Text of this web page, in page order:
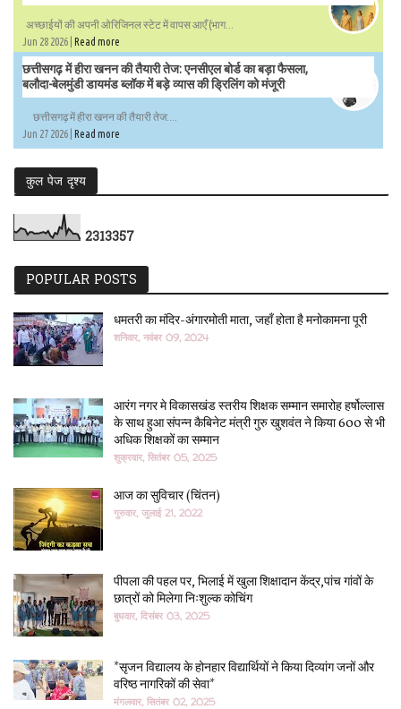
अच्छाईयों की अपनी ओरिजिनल स्टेट में वापस आएँ (भाग...
Jun 28 2026 | Read more
छत्तीसगढ़ में हीरा खनन की तैयारी तेज: एनसीएल बोर्ड का बड़ा फैसला,
बलौदा-बेलमुंडी डायमंड ब्लॉक में बड़े व्यास की ड्रिलिंग को मंजूरी
छत्तीसगढ़ में हीरा खनन की तैयारी तेज:...
Jun 27 2026 | Read more
कुल पेज दृश्य
2313357
POPULAR POSTS
धमतरी का मंदिर-अंगारमोती माता, जहाँ होता है मनोकामना पूरी
शनिवार, नवंबर 09, 2024
आरंग नगर मे विकासखंड स्तरीय शिक्षक सम्मान समारोह हर्षोल्लास
के साथ हुआ संपन्न कैबिनेट मंत्री गुरु खुशवंत ने किया 600 से भी
अधिक शिक्षकों का सम्मान
शुक्रवार, सितंबर 05, 2025
आज का सुविचार (चिंतन)
गुरुवार, जुलाई 21, 2022
पीपला की पहल पर, भिलाई में खुला शिक्षादान केंद्र,पांच गांवों के
छात्रों को मिलेगा निःशुल्क कोचिंग
बुधवार, दिसंबर 03, 2025
*सृजन विद्यालय के होनहार विद्यार्थियों ने किया दिव्यांग जनों और
वरिष्ठ नागरिकों की सेवा*
मंगलवार, सितंबर 02, 2025